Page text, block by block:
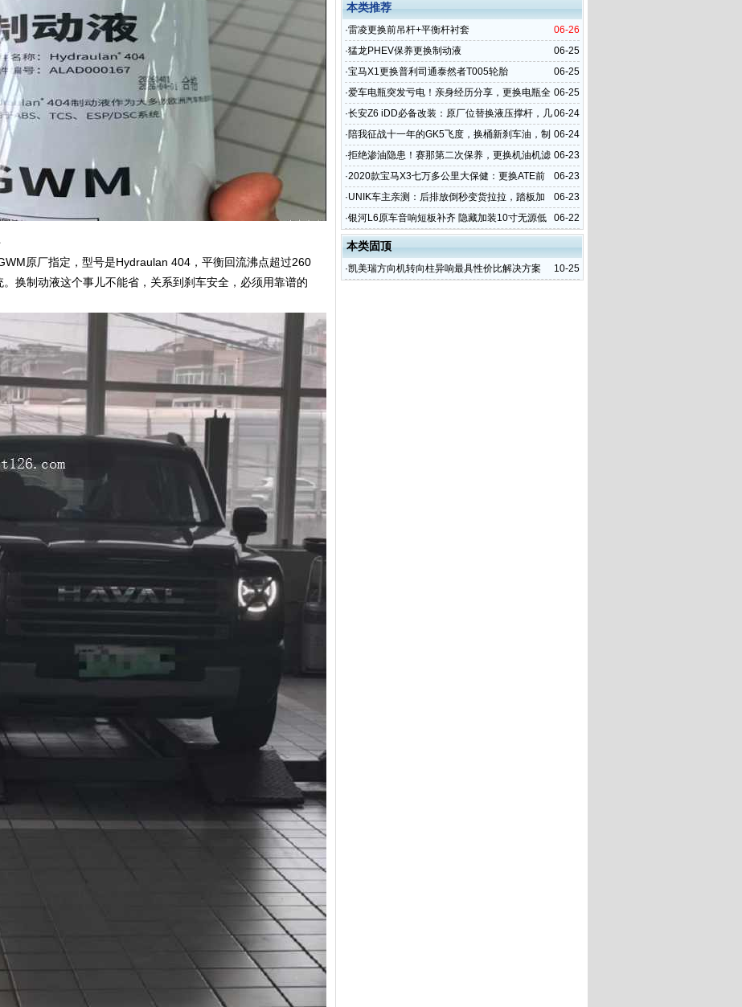
原厂指定，型号是Hydraulan 404，平衡回流沸点超过260
换制动液这个事儿不能省，关系到刹车安全，必须用靠谱的
本类推荐
06-26
·雷凌更换前吊杆+平衡杆衬套
06-25
·猛龙PHEV保养更换制动液
06-25
·宝马X1更换普利司通泰然者T005轮胎
06-25
·爱车电瓶突发亏电！亲身经历分享，更换电瓶全
程体验
06-24
·长安Z6 iDD必备改装：原厂位替换液压撑杆，几
十块钱提升整车高级感
06-24
·陪我征战十一年的GK5飞度，换桶新刹车油，制
动力满血复活
06-23
·拒绝渗油隐患！赛那第二次保养，更换机油机滤
及关键放油螺丝
06-23
·2020款宝马X3七万多公里大保健：更换ATE前
刹，脚感比原厂还线性
06-23
·UNIK车主亲测：后排放倒秒变货拉拉，踏板加
装全流程
06-22
·银河L6原车音响短板补齐 隐藏加装10寸无源低
音
本类固顶
10-25
·凯美瑞方向机转向柱异响最具性价比解决方案